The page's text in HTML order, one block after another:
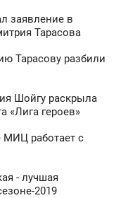
заявление в
Тарасова
Тарасову разбили
Шойгу раскрыла
«Лига героев»
работает с
- лучшая
2019